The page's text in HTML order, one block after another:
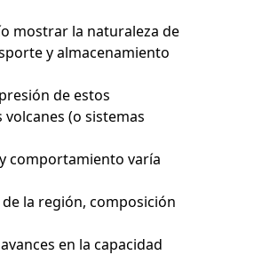
mostrar la naturaleza de
y almacenamiento
de estos
(o sistemas
comportamiento varía
la región, composición
en la capacidad